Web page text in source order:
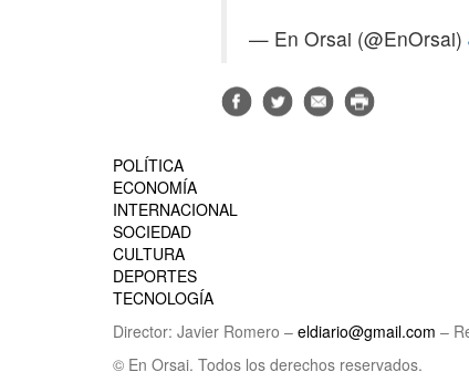
— En Orsai (@EnOrsai)
POLÍTICA
ECONOMÍA
INTERNACIONAL
SOCIEDAD
CULTURA
DEPORTES
TECNOLOGÍA
Director: Javier Romero – eldiario@gmail.com –
© En Orsai. Todos los derechos reservados.